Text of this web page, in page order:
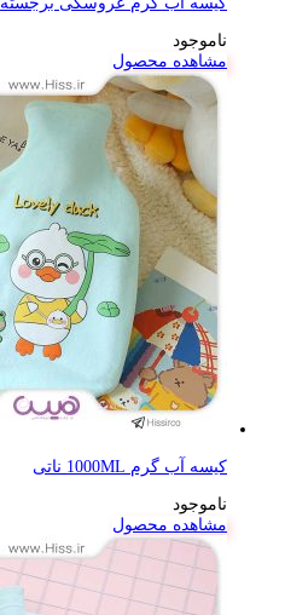
ناموجود
مشاهده محصول
کیسه آب گرم 1000ML ناتی
ناموجود
مشاهده محصول